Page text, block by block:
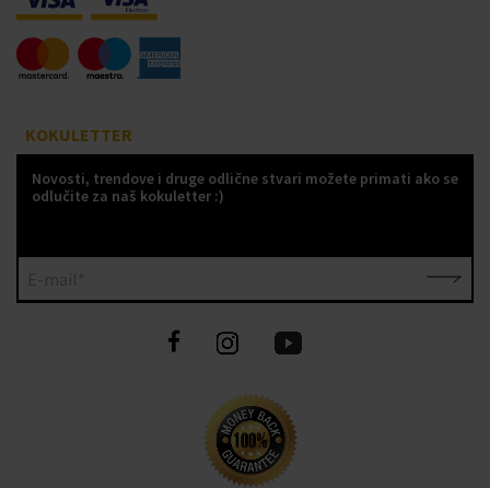
KOKULETTER
Novosti, trendove i druge odlične stvari možete primati ako se
odlučite za naš kokuletter :)